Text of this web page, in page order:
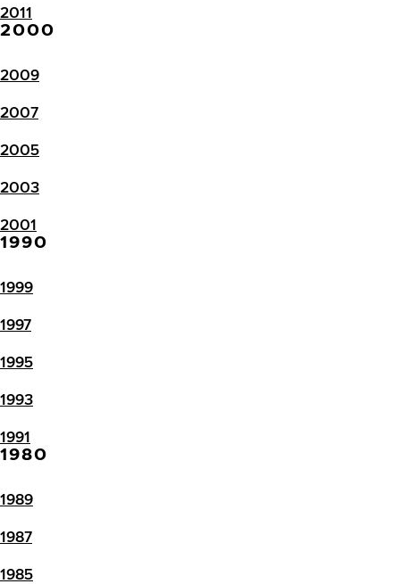
2011
2000
2009
2007
2005
2003
2001
1990
1999
1997
1995
1993
1991
1980
1989
1987
1985